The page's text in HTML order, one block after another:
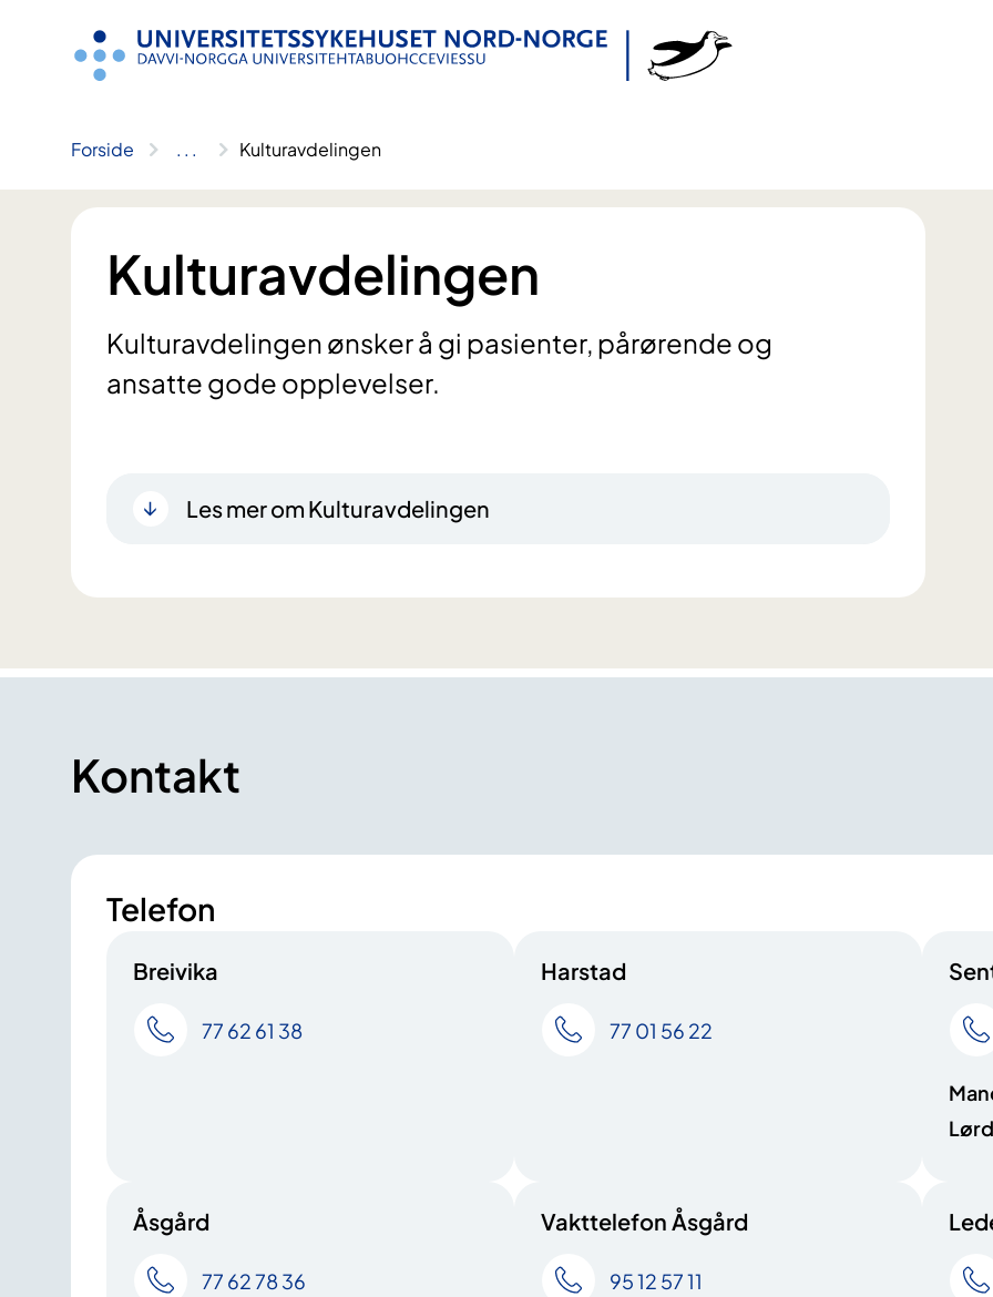
Forside .. . Kulturavdelingen
Kulturavdelingen
Kulturavdelingen ønsker å gi pasienter, pårørende og
ansatte gode opplevelser.
Les mer om Kulturavdelingen
Kontakt
Telefon
Breivika
77 62 61 38
Harstad
77 01 56 22
Åsgård
77 62 78 36
Vakttelefon Åsgård
95 12 57 11